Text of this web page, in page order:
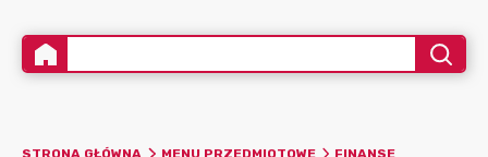
STRONA GŁÓWNA MENU PRZEDMIOTOWE
FINANSE